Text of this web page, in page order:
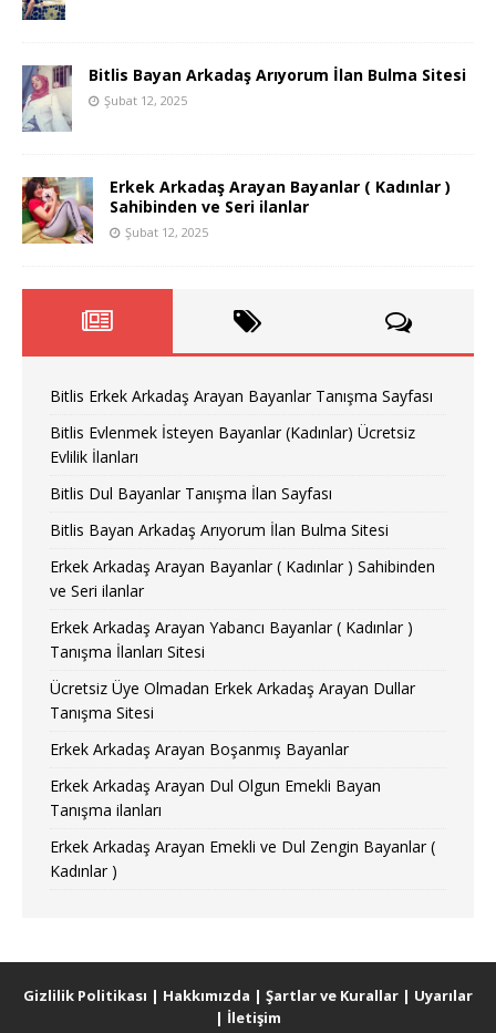
Bitlis Bayan Arkadaş Arıyorum İlan Bulma Sitesi
Şubat 12, 2025
Erkek Arkadaş Arayan Bayanlar ( Kadınlar )
Sahibinden ve Seri ilanlar
Şubat 12, 2025
Bitlis Erkek Arkadaş Arayan Bayanlar Tanışma Sayfası
Bitlis Evlenmek İsteyen Bayanlar (Kadınlar) Ücretsiz
Evlilik İlanları
Bitlis Dul Bayanlar Tanışma İlan Sayfası
Bitlis Bayan Arkadaş Arıyorum İlan Bulma Sitesi
Erkek Arkadaş Arayan Bayanlar ( Kadınlar ) Sahibinden
ve Seri ilanlar
Erkek Arkadaş Arayan Yabancı Bayanlar ( Kadınlar )
Tanışma İlanları Sitesi
Ücretsiz Üye Olmadan Erkek Arkadaş Arayan Dullar
Tanışma Sitesi
Erkek Arkadaş Arayan Boşanmış Bayanlar
Erkek Arkadaş Arayan Dul Olgun Emekli Bayan
Tanışma ilanları
Erkek Arkadaş Arayan Emekli ve Dul Zengin Bayanlar (
Kadınlar )
Gizlilik Politikası | Hakkımızda | Şartlar ve Kurallar | Uyarılar
| İletişim